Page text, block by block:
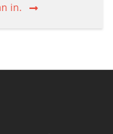
in.